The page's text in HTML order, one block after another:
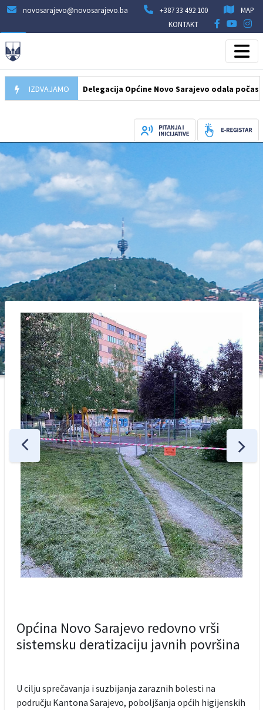
novosarajevo@novosarajevo.ba +387 33 492 100
MAP
KONTAKT
IZDVAJAMO
07.08.2026 Delegacija Općine Novo Sarajevo odala počast
Općina Novo Sarajevo redovno vrši
sistemsku deratizaciju javnih površina
U cilju sprečavanja i suzbijanja zaraznih bolesti na
području Kantona Sarajevo, poboljšanja općih higijenskih